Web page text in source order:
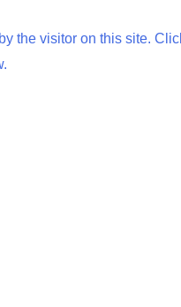
the visitor on this site.